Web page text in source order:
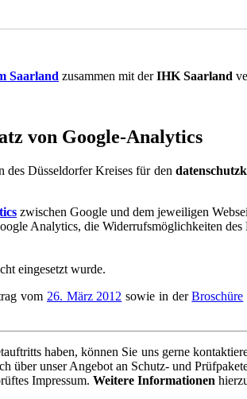
Saarland zusammen mit derIHK Saarland
von Google-Analytics
Düsseldorfer Kreises für den
zwischen Google und dem jeweiligen
Analytics, die Widerrufsmöglichkeiten
eingesetzt wurde.
vom 26. März 2012 sowie in derBroschüre
haben, können Sie uns gerne
über unser Angebot an Schutz- und
Impressum. Weitere Informationen